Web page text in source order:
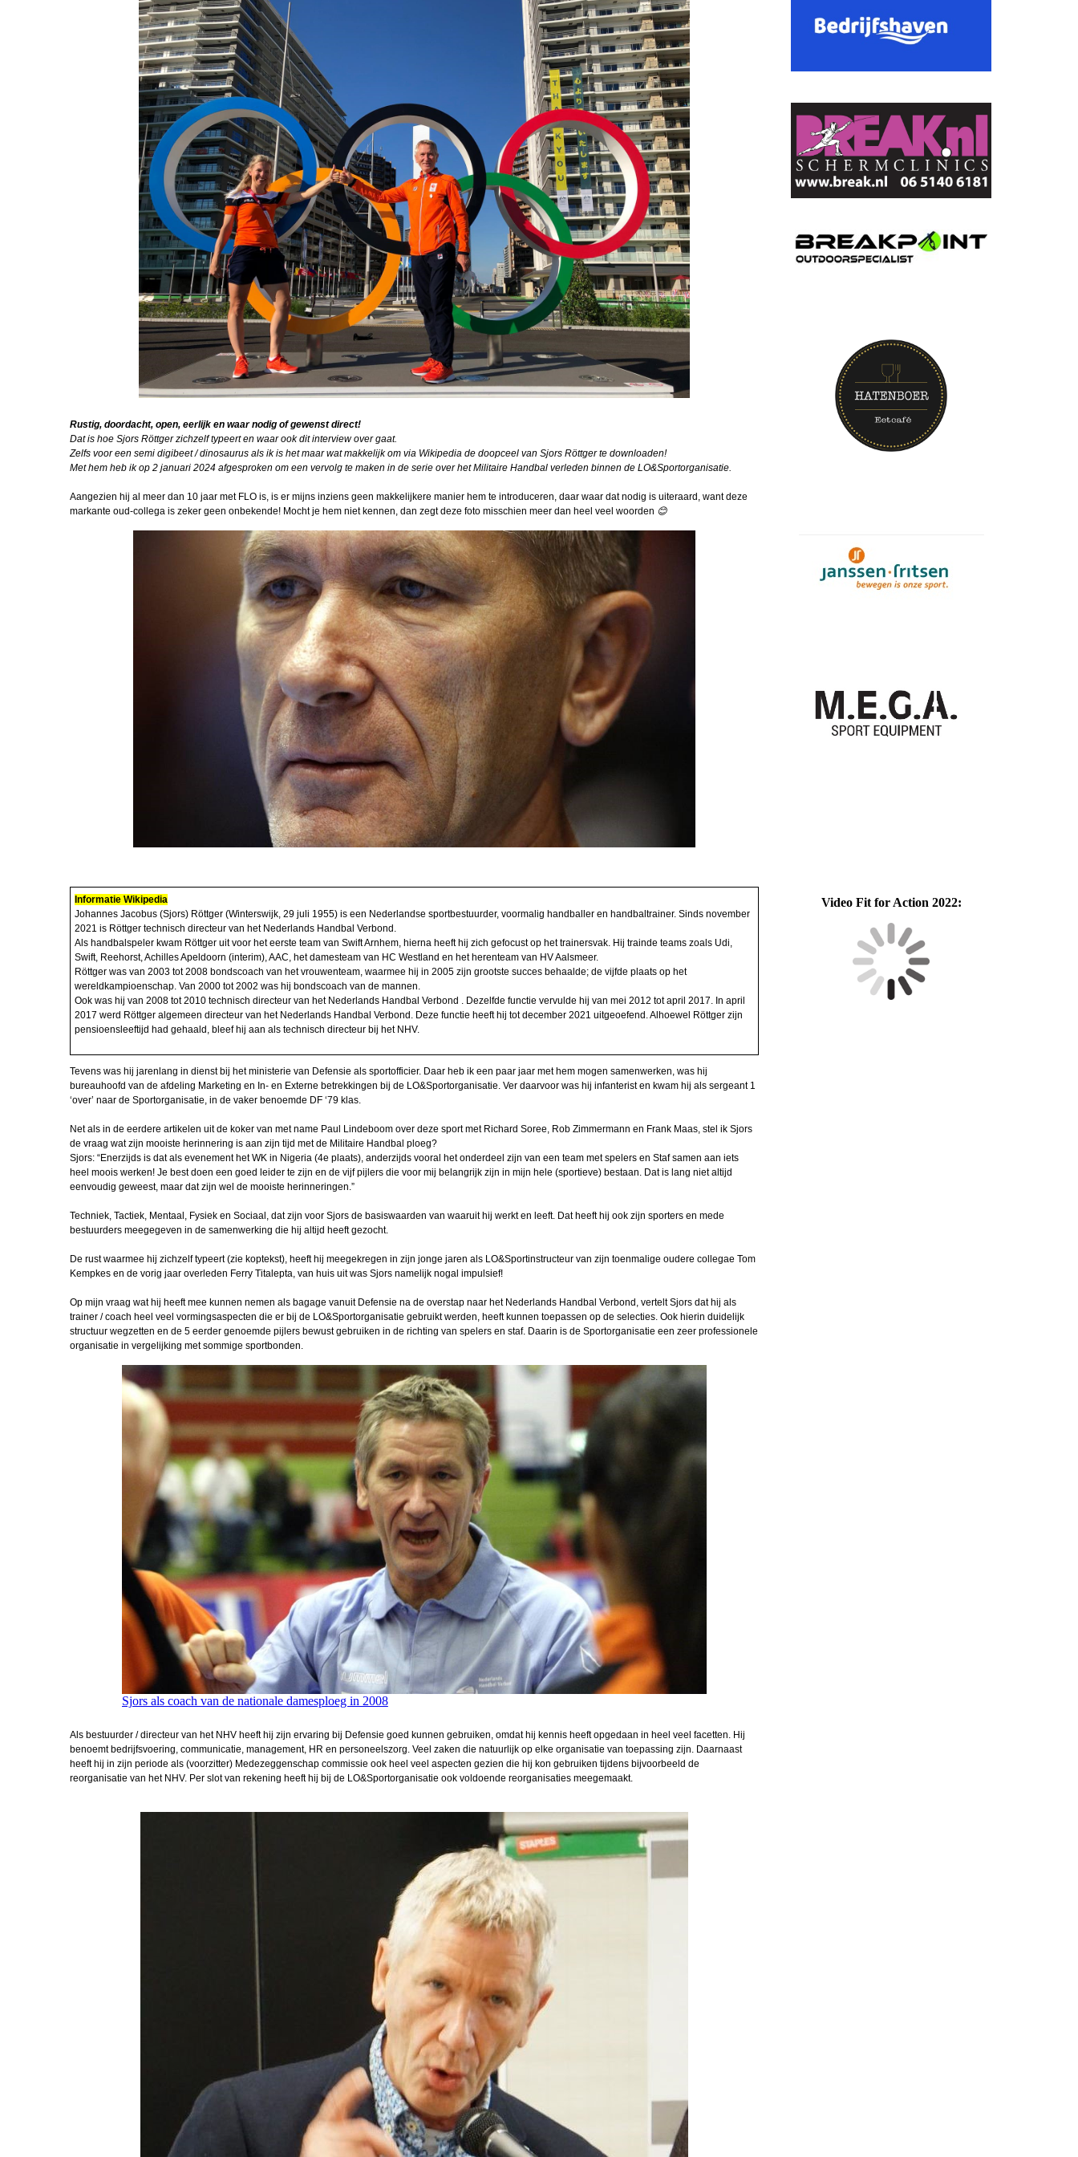
Korpsdiner 2026
Bullenparade KMA
2026
In Memoriam Ad
Stuurop
Peter Crooymans
FLO
Interview Ruben
Driever
FIBO beurs Keulen
Beachvolleybal
Officieren
Korpsoudste Marien
Robinocop de Ridder
Periodiseren, deel 2
FLO
VTO Offn 2026
Schaft
Periodiseren, deel 1
FLO Robert Wanders
Voorgesteld: Stefan
van Weelden
Draagspeld van de
Legpenning
IBT trainer in
Curaçao
Korpsstatus, hoe nu
verder
Nationale
Weerbaarheidstrainer
Bas Borreman
Meindert Spoelstra
Herinneringen aan
William Frieling
Nieuwe redacteur
Raimond vd Boom
Human Performance
VTO Sgt 2025
Carribean Poacher
Michel ontvangt JC
Maassenprijs
Athena Landsman
Hot cold therapie
Top 2025
Kerstcolumn Arjan
gouden medaille
Rustig, doordacht, open, eerlijk en waar nodig of gewenst direct!
Dat is hoe Sjors Röttger zichzelf typeert en waar ook dit interview over gaat.
Zelfs voor een semi digibeet / dinosaurus als ik is het maar wat makkelijk om via Wikipedia de doopceel van Sjors Röttger te downloaden!
Met hem heb ik op 2 januari 2024 afgesproken om een vervolg te maken in de serie over het Militaire Handbal verleden binnen de LO&Sportorganisatie.
Aangezien hij al meer dan 10 jaar met FLO is, is er mijns inziens geen makkelijkere manier hem te introduceren, daar waar dat nodig is uiteraard, want deze
markante oud-collega is zeker geen onbekende! Mocht je hem niet kennen, dan zegt deze foto misschien meer dan heel veel woorden 😊
Informatie Wikipedia
Johannes Jacobus (Sjors) Röttger (Winterswijk, 29 juli 1955) is een Nederlandse sportbestuurder, voormalig handballer en handbaltrainer. Sinds november
2021 is Röttger technisch directeur van het Nederlands Handbal Verbond.
Als handbalspeler kwam Röttger uit voor het eerste team van Swift Arnhem, hierna heeft hij zich gefocust op het trainersvak. Hij trainde teams zoals Udi,
Swift, Reehorst, Achilles Apeldoorn (interim), AAC, het damesteam van HC Westland en het herenteam van HV Aalsmeer.
Röttger was van 2003 tot 2008 bondscoach van het vrouwenteam, waarmee hij in 2005 zijn grootste succes behaalde; de vijfde plaats op het
wereldkampioenschap. Van 2000 tot 2002 was hij bondscoach van de mannen.
Ook was hij van 2008 tot 2010 technisch directeur van het Nederlands Handbal Verbond . Dezelfde functie vervulde hij van mei 2012 tot april 2017. In april
2017 werd Röttger algemeen directeur van het Nederlands Handbal Verbond. Deze functie heeft hij tot december 2021 uitgeoefend. Alhoewel Röttger zijn
pensioensleeftijd had gehaald, bleef hij aan als technisch directeur bij het NHV.
Tevens was hij jarenlang in dienst bij het ministerie van Defensie als sportofficier. Daar heb ik een paar jaar met hem mogen samenwerken, was hij
bureauhoofd van de afdeling Marketing en In- en Externe betrekkingen bij de LO&Sportorganisatie. Ver daarvoor was hij infanterist en kwam hij als sergeant 1
‘over’ naar de Sportorganisatie, in de vaker benoemde DF ‘79 klas.
Net als in de eerdere artikelen uit de koker van met name Paul Lindeboom over deze sport met Richard Soree, Rob Zimmermann en Frank Maas, stel ik Sjors
de vraag wat zijn mooiste herinnering is aan zijn tijd met de Militaire Handbal ploeg?
Sjors: “Enerzijds is dat als evenement het WK in Nigeria (4e plaats), anderzijds vooral het onderdeel zijn van een team met spelers en Staf samen aan iets
heel moois werken! Je best doen een goed leider te zijn en de vijf pijlers die voor mij belangrijk zijn in mijn hele (sportieve) bestaan. Dat is lang niet altijd
eenvoudig geweest, maar dat zijn wel de mooiste herinneringen.”
Techniek, Tactiek, Mentaal, Fysiek en Sociaal, dat zijn voor Sjors de basiswaarden van waaruit hij werkt en leeft. Dat heeft hij ook zijn sporters en mede
bestuurders meegegeven in de samenwerking die hij altijd heeft gezocht.
De rust waarmee hij zichzelf typeert (zie koptekst), heeft hij meegekregen in zijn jonge jaren als LO&Sportinstructeur van zijn toenmalige oudere collegae Tom
Kempkes en de vorig jaar overleden Ferry Titalepta, van huis uit was Sjors namelijk nogal impulsief!
Op mijn vraag wat hij heeft mee kunnen nemen als bagage vanuit Defensie na de overstap naar het Nederlands Handbal Verbond, vertelt Sjors dat hij als
trainer / coach heel veel vormingsaspecten die er bij de LO&Sportorganisatie gebruikt werden, heeft kunnen toepassen op de selecties. Ook hierin duidelijk
structuur wegzetten en de 5 eerder genoemde pijlers bewust gebruiken in de richting van spelers en staf. Daarin is de Sportorganisatie een zeer professionele
organisatie in vergelijking met sommige sportbonden.
Sjors als coach van de nationale damesploeg in 2008
Als bestuurder / directeur van het NHV heeft hij zijn ervaring bij Defensie goed kunnen gebruiken, omdat hij kennis heeft opgedaan in heel veel facetten. Hij
benoemt bedrijfsvoering, communicatie, management, HR en personeelszorg. Veel zaken die natuurlijk op elke organisatie van toepassing zijn. Daarnaast
heeft hij in zijn periode als (voorzitter) Medezeggenschap commissie ook heel veel aspecten gezien die hij kon gebruiken tijdens bijvoorbeeld de
reorganisatie van het NHV. Per slot van rekening heeft hij bij de LO&Sportorganisatie ook voldoende reorganisaties meegemaakt.
Video Fit for Action 2022: